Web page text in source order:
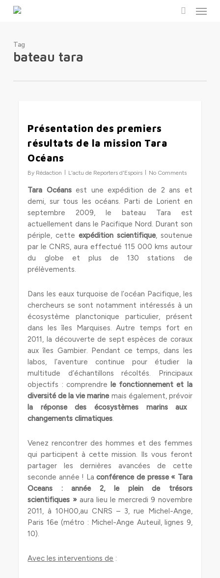
Menu
Tag
bateau tara
Présentation des premiers
résultats de la mission Tara
Océans
By Rédaction L'actu de Reporters d'Espoirs No Comments
Tara Océansest une expédition de 2 ans et
demi, sur tous les océans. Parti de Lorient en
septembre 2009, le bateau Tara est
actuellement dans le Pacifique Nord. Durant son
périple, cette expédition scientifique, soutenue
par le CNRS, aura effectué 115 000 kms autour
du globe et plus de 130 stations de
prélèvements.
Dans les eaux turquoise de l’océan Pacifique, les
chercheurs se sont notamment intéressés à un
écosystème planctonique particulier, présent
dans les îles Marquises. Autre temps fort en
2011, la découverte de sept espèces de coraux
aux îles Gambier. Pendant ce temps, dans les
labos, l’aventure continue pour étudier la
multitude d’échantillons récoltés. Principaux
objectifs : comprendre le fonctionnement et la
diversité de la vie marinemais également, prévoir
la réponse des écosystèmes marins aux
changements climatiques.
Venez rencontrer des hommes et des femmes
qui participent à cette mission. Ils vous feront
partager les dernières avancées de cette
seconde année ! Laconférence de presse « Tara
Oceans : année 2, le plein de trésors
scientifiques »aura lieu le mercredi 9 novembre
2011, à 10H00,au CNRS – 3, rue Michel-Ange,
Paris 16e (métro : Michel-Ange Auteuil, lignes 9,
10).
Avec les interventions de :